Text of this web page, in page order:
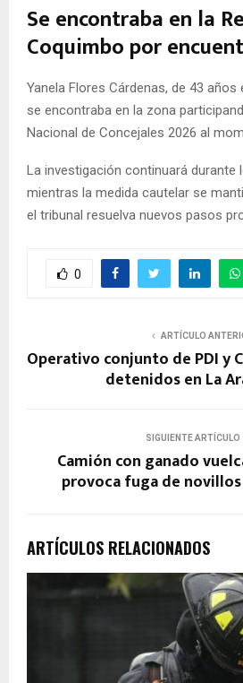
Se encontraba en la
Coquimbo por
Yanela Flores Cárdenas, de 43 años
se encontraba en la zona
Nacional de Concejales 2026 al
La investigación continuará durante
mientras la medida cautelar se
el tribunal resuelva nuevos pasos
0
ARTÍCULO
Operativo conjunto de PDI y
detenidos en La
SIGUIENTE ARTÍCULO
Camión con ganado
provoca fuga de
ARTÍCULOS RELACIONADOS